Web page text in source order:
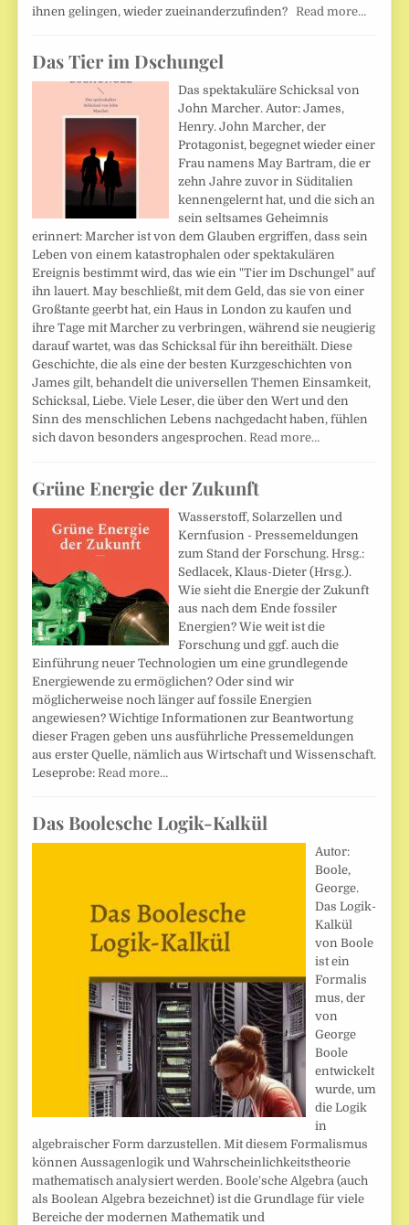
ihnen gelingen, wieder zueinanderzufinden?Read more…
Das Tier im Dschungel
Das spektakuläre Schicksal von
John Marcher. Autor: James,
Henry. John Marcher, der
Protagonist, begegnet wieder einer
Frau namens May Bartram, die er
zehn Jahre zuvor in Süditalien
kennengelernt hat, und die sich an
sein seltsames Geheimnis
erinnert: Marcher ist von dem Glauben ergriffen, dass sein
Leben von einem katastrophalen oder spektakulären
Ereignis bestimmt wird, das wie ein "Tier im Dschungel" auf
ihn lauert. May beschließt, mit dem Geld, das sie von einer
Großtante geerbt hat, ein Haus in London zu kaufen und
ihre Tage mit Marcher zu verbringen, während sie neugierig
darauf wartet, was das Schicksal für ihn bereithält. Diese
Geschichte, die als eine der besten Kurzgeschichten von
James gilt, behandelt die universellen Themen Einsamkeit,
Schicksal, Liebe. Viele Leser, die über den Wert und den
Sinn des menschlichen Lebens nachgedacht haben, fühlen
sich davon besonders angesprochen.Read more…
Grüne Energie der Zukunft
Wasserstoff, Solarzellen und
Kernfusion - Pressemeldungen
zum Stand der Forschung. Hrsg.:
Sedlacek, Klaus-Dieter (Hrsg.).
Wie sieht die Energie der Zukunft
aus nach dem Ende fossiler
Energien? Wie weit ist die
Forschung und ggf. auch die
Einführung neuer Technologien um eine grundlegende
Energiewende zu ermöglichen? Oder sind wir
möglicherweise noch länger auf fossile Energien
angewiesen? Wichtige Informationen zur Beantwortung
dieser Fragen geben uns ausführliche Pressemeldungen
aus erster Quelle, nämlich aus Wirtschaft und Wissenschaft.
Leseprobe: Read more…
Das Boolesche Logik-Kalkül
Autor:
Boole,
George.
Das Logik-
Kalkül
von Boole
ist ein
Formalis
mus, der
von
George
Boole
entwickelt
wurde, um
die Logik
in
algebraischer Form darzustellen. Mit diesem Formalismus
können Aussagenlogik und Wahrscheinlichkeitstheorie
mathematisch analysiert werden. Boole'sche Algebra (auch
als Boolean Algebra bezeichnet) ist die Grundlage für viele
Bereiche der modernen Mathematik und